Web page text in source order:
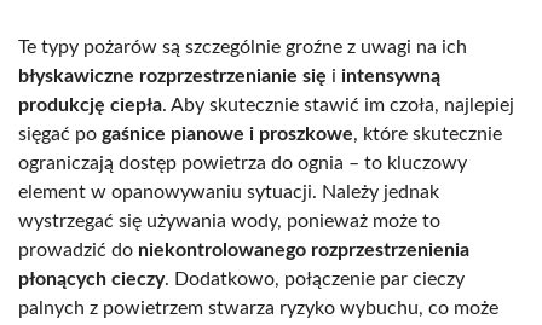
Te typy pożarów są szczególnie groźne z uwagi na ich
błyskawiczne rozprzestrzenianie się i intensywną
produkcję ciepła. Aby skutecznie stawić im czoła, najlepiej
sięgać po gaśnice pianowe i proszkowe, które skutecznie
ograniczają dostęp powietrza do ognia – to kluczowy
element w opanowywaniu sytuacji. Należy jednak
wystrzegać się używania wody, ponieważ może to
prowadzić do niekontrolowanego rozprzestrzenienia
płonących cieczy. Dodatkowo, połączenie par cieczy
palnych z powietrzem stwarza ryzyko wybuchu, co może